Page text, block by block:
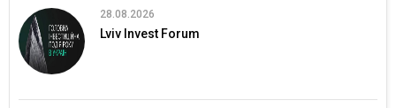
28.08.2026
Lviv Invest Forum